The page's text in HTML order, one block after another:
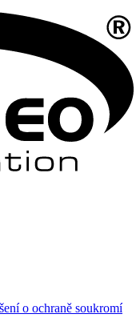
o ochraně soukromí